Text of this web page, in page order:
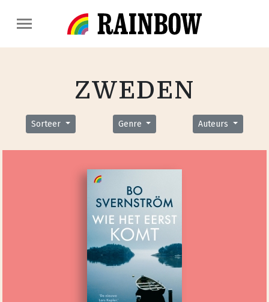
ZWEDEN
Sorteer Genre Auteurs